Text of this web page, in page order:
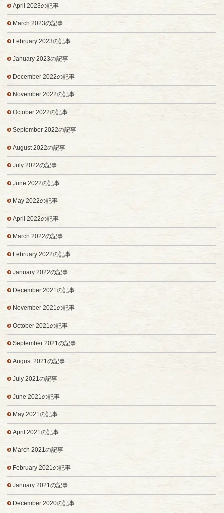
April 2023の記事
March 2023の記事
February 2023の記事
January 2023の記事
December 2022の記事
November 2022の記事
October 2022の記事
September 2022の記事
August 2022の記事
July 2022の記事
June 2022の記事
May 2022の記事
April 2022の記事
March 2022の記事
February 2022の記事
January 2022の記事
December 2021の記事
November 2021の記事
October 2021の記事
September 2021の記事
August 2021の記事
July 2021の記事
June 2021の記事
May 2021の記事
April 2021の記事
March 2021の記事
February 2021の記事
January 2021の記事
December 2020の記事